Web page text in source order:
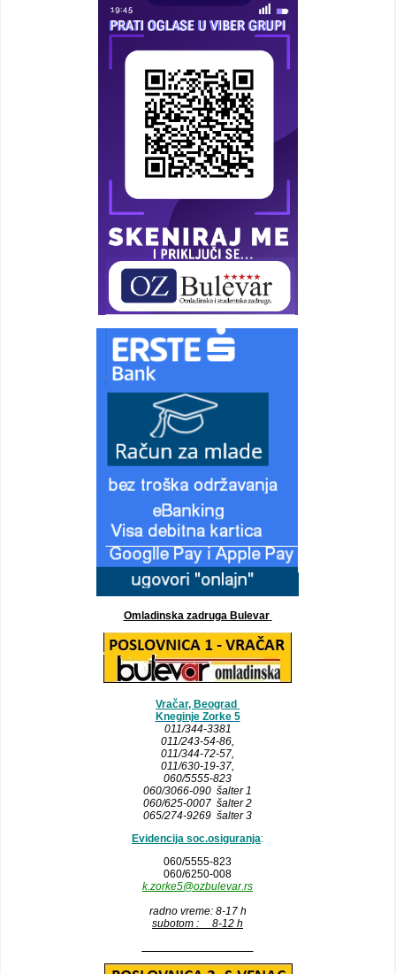
Omladinska zadruga Bulevar
Vračar, Beograd
Kneginje Zorke 5
011/344-3381
011/243-54-86,
011/344-72-57,
011/630-19-37,
060/5555-823
060/3066-090 šalter 1
060/625-0007 šalter 2
065/274-9269 šalter 3
Evidencija soc.osiguranja:
060/5555-823
060/6250-008
k.zorke5@ozbulevar.rs
radno vreme: 8-17 h
subotom : 8-12 h